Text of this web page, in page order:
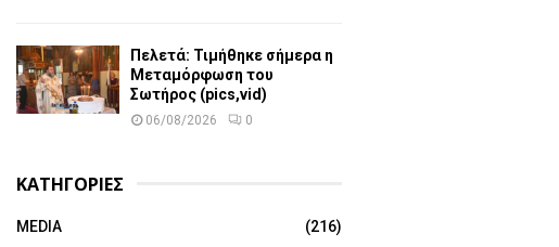
Πελετά: Τιμήθηκε σήμερα η
Μεταμόρφωση του
Σωτήρος (pics,vid)
06/08/2026 0
ΚΑΤΗΓΟΡΙΕΣ
MEDIA
(216)